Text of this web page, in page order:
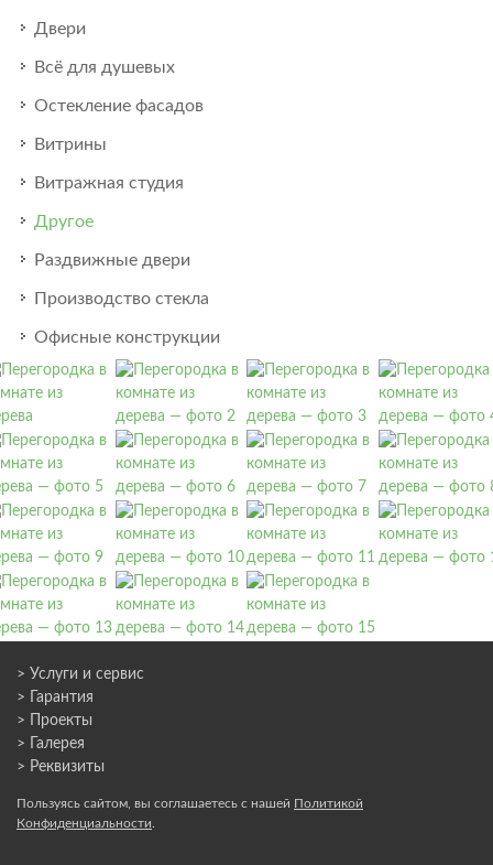
Двери
Всё для душевых
Остекление фасадов
Витрины
Витражная студия
Другое
Раздвижные двери
Производство стекла
Офисные конструкции
> Услуги и сервис
> Гарантия
> Проекты
> Галерея
> Реквизиты
Пользуясь сайтом, вы соглашаетесь с нашей Политикой
Конфиденциальности